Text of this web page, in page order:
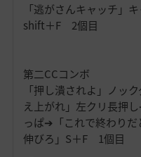
「逃がさんキャッチ」
shift＋F 2個目
第二CCコンボ
「押し潰されよ」ノ
え上がれ」左クリ長押
っぱ➔「これで終わり
伸びろ」S＋F 1個目